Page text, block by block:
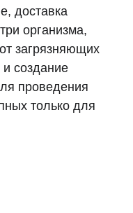
доставка
организма,
загрязняющих
и создание
проведения
только для